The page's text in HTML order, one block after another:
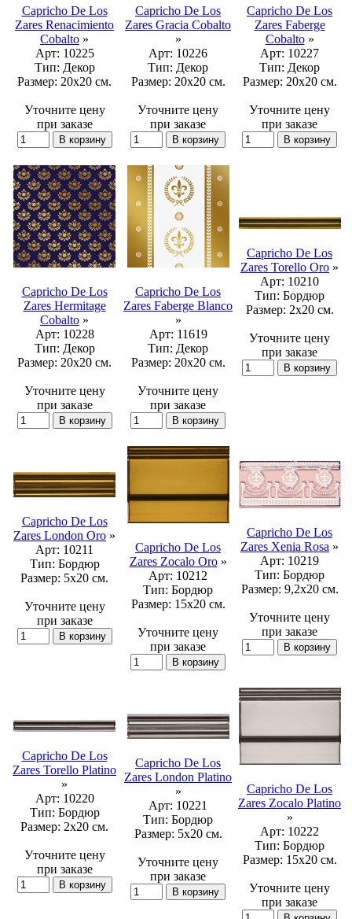
Capricho De Los
Zares Renacimiento
Cobalto »
Арт: 10225
Тип: Декор
Размер: 20x20 см.
Уточните цену
при заказе
Capricho De Los
Zares Gracia Cobalto
»
Арт: 10226
Тип: Декор
Размер: 20x20 см.
Уточните цену
при заказе
Capricho De Los
Zares Faberge
Cobalto»
Арт: 10227
Тип: Декор
Размер: 20x20 см.
Уточните цену
при заказе
Capricho De Los
Zares Hermitage
Cobalto »
Арт: 10228
Тип: Декор
Размер: 20x20 см.
Уточните цену
при заказе
Capricho De Los
Zares Faberge Blanco
»
Арт: 11619
Тип: Декор
Размер: 20x20 см.
Уточните цену
при заказе
Capricho De Los
Zares Torello Oro »
Арт: 10210
Тип: Бордюр
Размер: 2x20 см.
Уточните цену
при заказе
Capricho De Los
Zares London Oro »
Арт: 10211
Тип: Бордюр
Размер: 5x20 см.
Уточните цену
при заказе
Capricho De Los
Zares Zocalo Oro»
Арт: 10212
Тип: Бордюр
Размер: 15x20 см.
Уточните цену
при заказе
Capricho De Los
Zares Xenia Rosa »
Арт: 10219
Тип: Бордюр
Размер: 9,2x20 см.
Уточните цену
при заказе
Capricho De Los
Zares Torello Platino
»
Арт: 10220
Тип: Бордюр
Размер: 2x20 см.
Уточните цену
при заказе
Capricho De Los
Zares London Platino
»
Арт: 10221
Тип: Бордюр
Размер: 5x20 см.
Уточните цену
при заказе
Capricho De Los
Zares Zocalo Platino
»
Арт: 10222
Тип: Бордюр
Размер: 15x20 см.
Уточните цену
при заказе